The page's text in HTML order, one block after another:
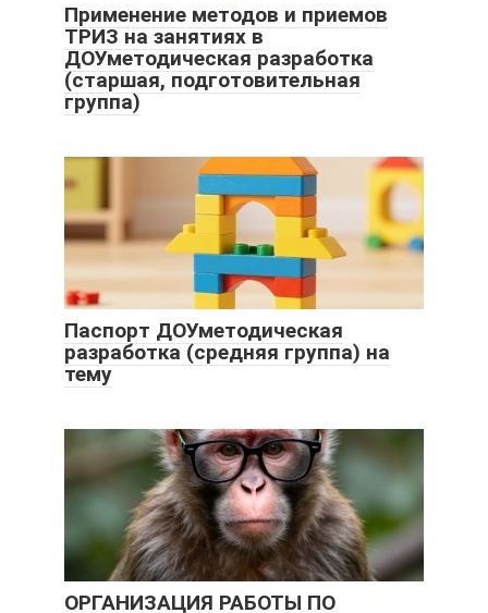
Применение методов и приемов
ТРИЗ на занятиях в
ДОУметодическая разработка
(старшая, подготовительная
группа)
Паспорт ДОУметодическая
разработка (средняя группа) на
тему
ОРГАНИЗАЦИЯ РАБОТЫ ПО